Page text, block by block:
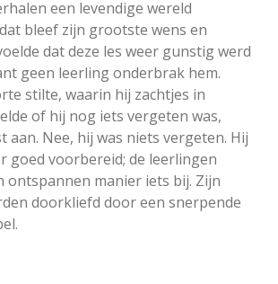
een levendige wereld
bleef zijn grootste wens en
dat deze les weer gunstig werd
geen leerling onderbrak hem.
stilte, waarin hij zachtjes in
of hij nog iets vergeten was,
aan. Nee, hij was niets vergeten. Hij
goed voorbereid; de leerlingen
ontspannen manier iets bij. Zijn
doorkliefd door een snerpende